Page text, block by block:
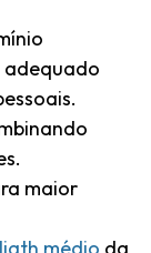
adequado
maior
médio da